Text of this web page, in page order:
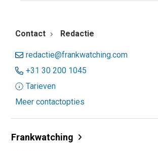
Contact Redactie
redactie@frankwatching.com
+31 30 200 1045
Tarieven
Meer contactopties
Frankwatching